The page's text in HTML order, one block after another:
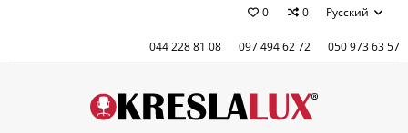
0 0 Русский
044 228 81 08 097 494 62 72 050 973 63 57